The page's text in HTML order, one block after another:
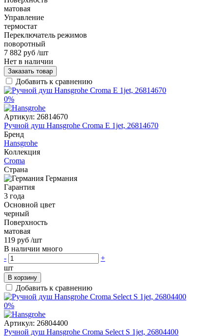
матовая
Управление
термостат
Переключатель режимов
поворотный
7 882 руб /шт
Нет в наличии
Заказать товар
Добавить к сравнению
0%
Артикул: 26814670
Ручной душ Hansgrohe Croma E 1jet, 26814670
Бренд
Hansgrohe
Коллекция
Croma
Страна
Германия
Гарантия
3 года
Основной цвет
черный
Поверхность
матовая
119 руб /шт
В наличии много
-
+
шт
В корзину
Добавить к сравнению
0%
Артикул: 26804400
Ручной душ Hansgrohe Croma Select S 1jet, 26804400